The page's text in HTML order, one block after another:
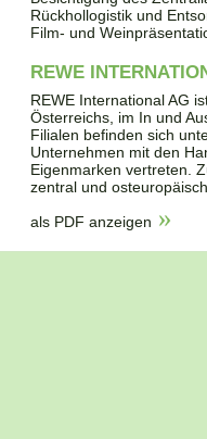
Rückhollogistik und
Film- und
REWE
REWE International AG
Österreichs, im In und
Filialen befinden sich
Unternehmen mit den
Eigenmarken vertreten.
zentral und
als PDF anzeigen